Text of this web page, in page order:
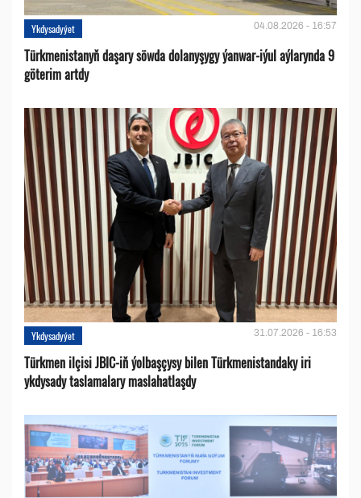
Ykdysadyýet 04.08.2026 - 16:57
Türkmenistanyň daşary söwda dolanyşygy ýanwar-iýul aýlarynda 9
göterim artdy
Ykdysadyýet 31.07.2026 - 16:53
Türkmen ilçisi JBIC-iň ýolbaşçysy bilen Türkmenistandaky iri
ykdysady taslamalary maslahatlaşdy